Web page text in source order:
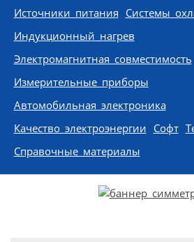
Источники питания Системы
Индукционный нагрев
Электромагнитная совместимость
Измерительные приборы
Автомобильная электроника
Качество электроэнергии Софт
Справочные материалы